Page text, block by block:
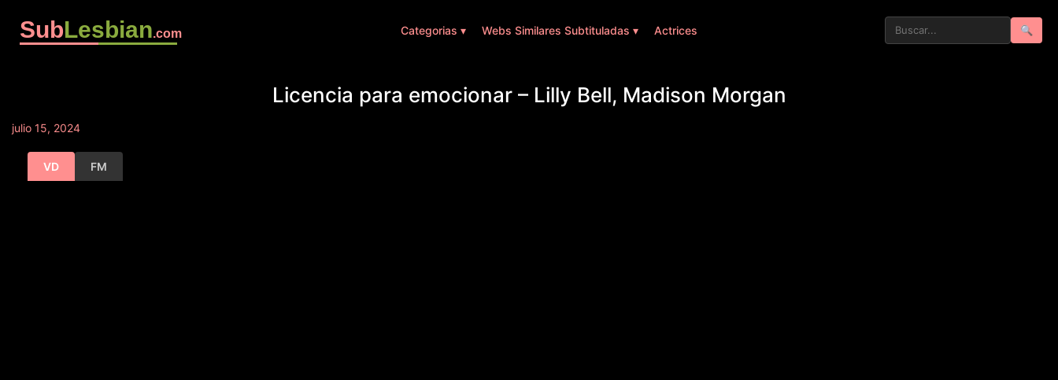
SubLesbian.com Categorias ▾ Webs Similares Subtituladas ▾ Actrices 🔍
Licencia para emocionar – Lilly Bell, Madison Morgan
julio 15, 2024
VD FM